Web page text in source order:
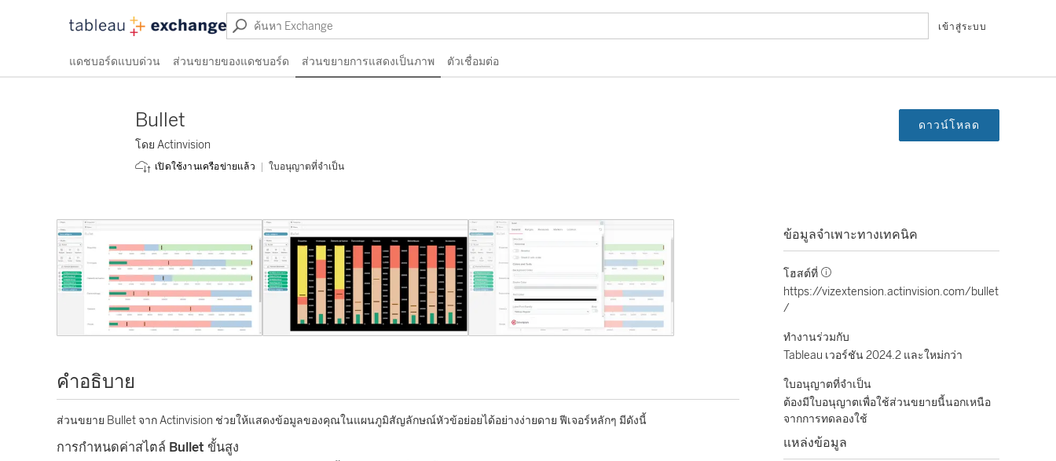
เข้าสู่ระบบ
แดชบอร์ดแบบด่วน ส่วนขยายของแดชบอร์ด ส่วนขยายการแสดงเป็นภาพ ตัวเชื่อมต่อ
Bullet
โดย Actinvision
เปิดใช้งานเครือข่ายแล้ว ใบอนุญาตที่จำเป็น
ดาวน์โหลด
คำอธิบาย
ส่วนขยาย Bullet จาก Actinvision ช่วยให้แสดงข้อมูลของคุณในแผนภูมิสัญลักษณ์หัวข้อย่อยได้อย่างง่ายดาย ฟีเจอร์หลักๆ มีดังนี้
การกำหนดค่าสไตล์ Bullet ขั้นสูง
ข้อมูลจำเพาะทางเทคนิค
โฮสต์ที่
https://vizextension.actinvision.com/bullet
/
ทำงานร่วมกับ
Tableau เวอร์ชัน 2024.2 และใหม่กว่า
ใบอนุญาตที่จำเป็น
ต้องมีใบอนุญาตเพื่อใช้ส่วนขยายนี้นอกเหนือ
จากการทดลองใช้
แหล่งข้อมูล